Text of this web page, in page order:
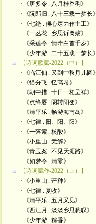
· 《唐多令 . 八月桂香稠》
· 《阮郎归 . 八十三载一梦长》
· 《七绝 . 倾心尽力作主工》
· 《一丛花 . 乡思诉离殇》
· 《采莲令 . 情牵白首千岁》
· 《少年游 . 二十五载一梦长》
【诗词歌赋-2022（中）】
· 《临江仙 . 又到中秋月儿圆》
· 《惜分飞 . 忆高考》
· 《朝中措 . 十日一杠呈祥》
· 《点绛唇 . 阴转阳变》
· 《清平乐 . 畅游海南岛》
· 《七律 . 阳、阳、阳》
· 《一落索 . 核酸》
· 《小重山 . 无解》
· 《青玉案 . 不见天涯路》
· 《如梦令 . 清零》
【诗词赋作-2022（上）】
· 《小重山 . 芒种》
· 《七律 . 夏收》
· 《清平乐 . 五月又见》
· 《西江月 . 淡淡乡思愁叹》
· 《少年游 . 粽香》